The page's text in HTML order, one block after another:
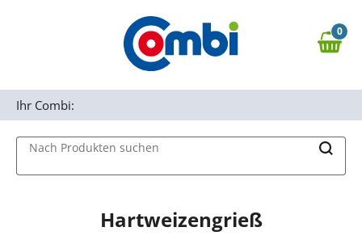
Zur Navigation springen
0,00 €
0
Nach Produkten suchen
Ihr Combi:
Hartweizengrieß